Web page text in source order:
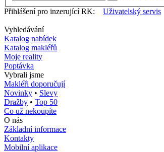
Přihlášení pro inzerující RK:
Uživatelský servis
Vyhledávání
Katalog nabídek
Katalog makléřů
Moje reality
Poptávka
Vybrali jsme
Makléři doporučují
Novinky • Slevy
Dražby • Top 50
Co už nekoupíte
O nás
Základní informace
Kontakty
Mobilní aplikace